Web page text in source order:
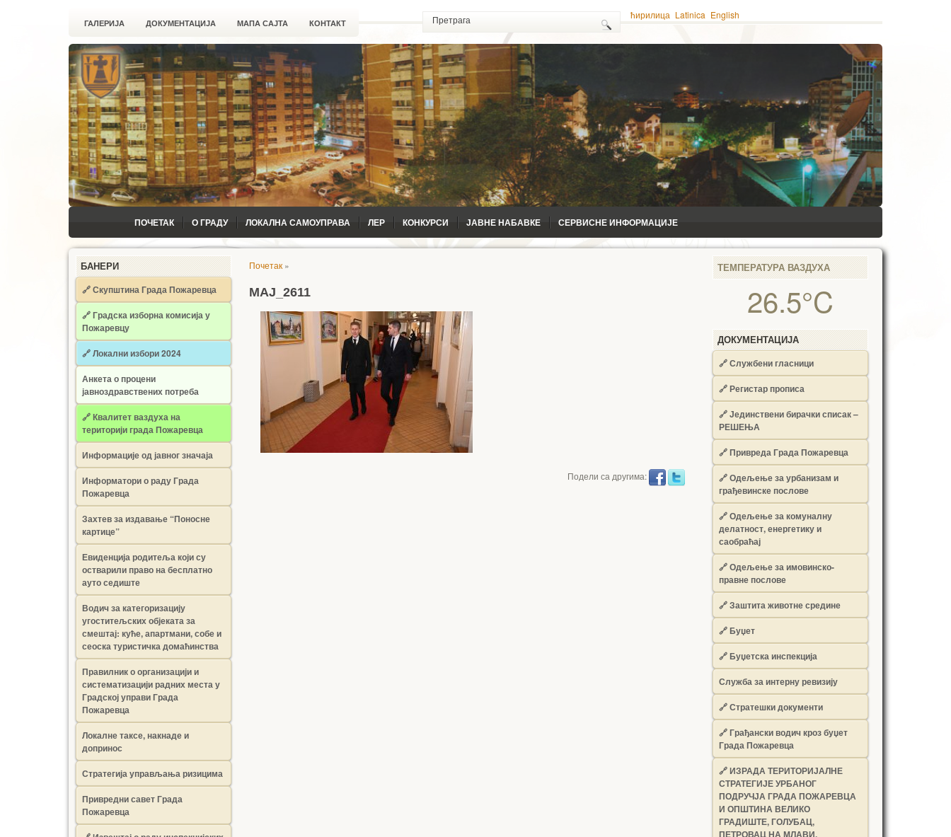
ГАЛЕРИЈА ДОКУМЕНТАЦИЈА МАПА САЈТА КОНТАКТ
ћирилица Latinica English
ПОЧЕТАК О ГРАДУ ЛОКАЛНА САМОУПРАВА ЛЕР КОНКУРСИ ЈАВНЕ НАБАВКЕ СЕРВИСНЕ ИНФОРМАЦИЈЕ
БАНЕРИ
🔗 Скупштина Града Пожаревца
🔗Градска изборна комисија у
Пожаревцу
🔗 Локални избори 2024
Анкета о процени
јавноздравствених потреба
🔗 Квалитет ваздуха на
територији града Пожаревца
Информације од јавног значаја
Информатори о раду Града
Пожаревца
Захтев за издавање “Поносне
картице”
Евиденција родитеља који су
остварили право на бесплатно
ауто седиште
Водич за категоризацију
угоститељских објеката за
смештај: куће, апартмани, собе и
сеоска туристичка домаћинства
Правилник о организацији и
систематизацији радних места у
Градској управи Града
Пожаревца
Локалне таксе, накнаде и
допринос
Стратегија управљања ризицима
Привредни савет Града
Пожаревца
Почетак »
MAJ_2611
Подели са другима:
ТЕМПЕРАТУРА ВАЗДУХА
26.5°C
ДОКУМЕНТАЦИЈА
🔗Службени гласници
🔗Регистар прописа
🔗Јединствени бирачки списак –
РЕШЕЊА
🔗Привреда Града Пожаревца
🔗Одељење за урбанизам и
грађевинске послове
🔗Одељење за комуналну
делатност, енергетику и
саобраћај
🔗Одељење за имовинско-
правне послове
🔗Заштита животне средине
🔗Буџет
🔗Буџетска инспекција
Служба за интерну ревизију
🔗Стратешки документи
🔗Грађански водич кроз буџет
Града Пожаревца
🔗ИЗРАДА ТЕРИТОРИЈАЛНЕ
СТРАТЕГИЈЕ УРБАНОГ
ПОДРУЧЈА ГРАДА ПОЖАРЕВЦА
И ОПШТИНА ВЕЛИКО
ГРАДИШТЕ, ГОЛУБАЦ,
ПЕТРОВАЦ НА МЛАВИ,